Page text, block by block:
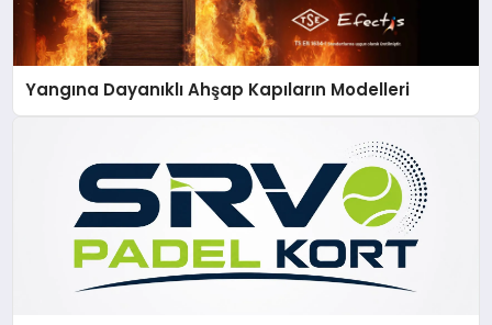
Yangına Dayanıklı Ahşap Kapıların Modelleri